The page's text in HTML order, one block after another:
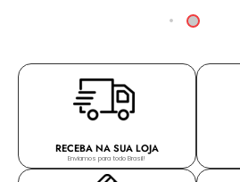
RECEBA NA SUA LOJA
Enviamos para todo Brasil!